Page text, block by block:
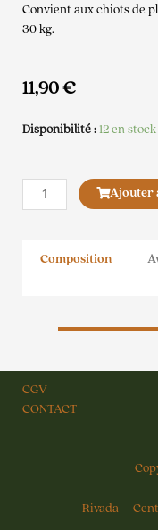
Convient aux chiots de
30 kg.
11,90€
Disponibilité :12 en stock
quantité
de
Chien
Ajouter
Composition
CGV
CONTACT
Rivada –